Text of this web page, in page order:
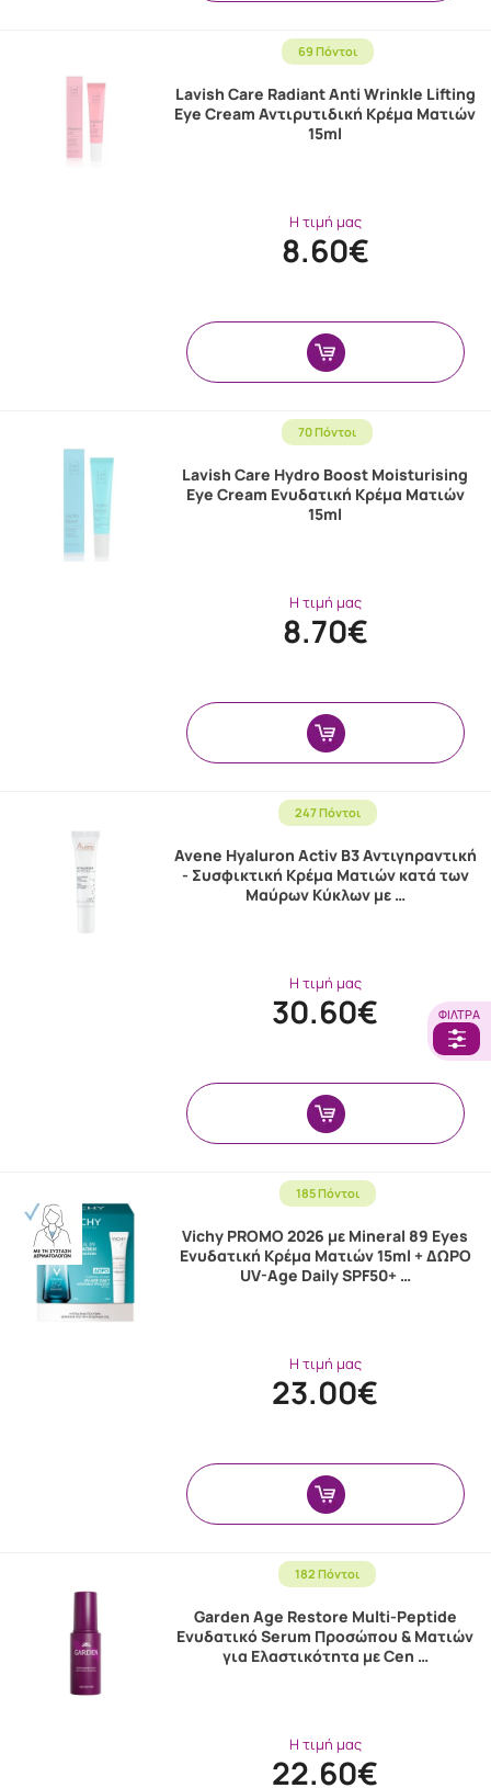
ΦΊΛΤΡΑ
69 Πόντοι
Lavish Care Radiant Anti Wrinkle Lifting
Eye Cream Αντιρυτιδική Κρέμα Ματιών
15ml
Η τιμή μας
8.60€
70 Πόντοι
Lavish Care Hydro Boost Moisturising
Eye Cream Ενυδατική Κρέμα Ματιών
15ml
Η τιμή μας
8.70€
247 Πόντοι
Avene Hyaluron Activ B3 Αντιγηραντική
- Συσφικτική Κρέμα Ματιών κατά των
Μαύρων Κύκλων με …
Η τιμή μας
30.60€
185 Πόντοι
Vichy PROMO 2026 με Mineral 89 Eyes
Ενυδατική Κρέμα Ματιών 15ml + ΔΩΡΟ
UV-Age Daily SPF50+ …
Η τιμή μας
23.00€
182 Πόντοι
Garden Age Restore Multi-Peptide
Ενυδατικό Serum Προσώπου & Ματιών
για Ελαστικότητα με Cen …
Η τιμή μας
22.60€